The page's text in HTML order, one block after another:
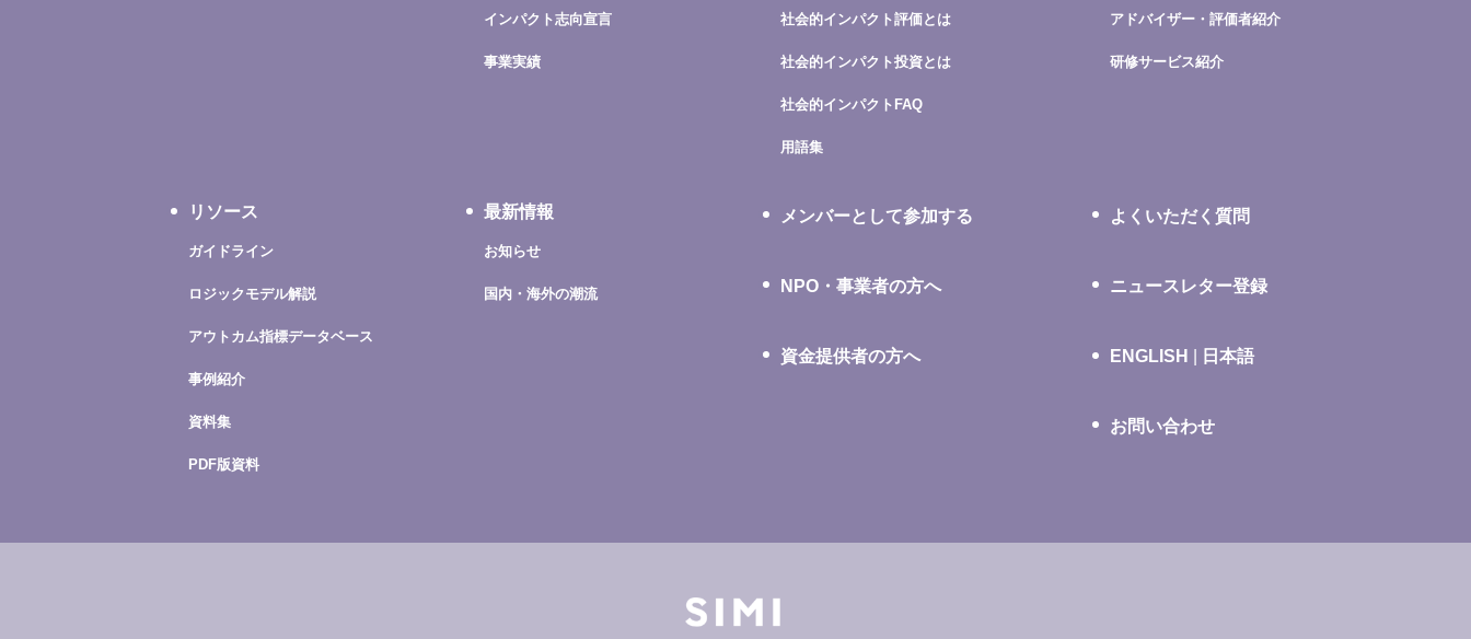
インパクト志向宣言
事業実績
社会的インパクト評価とは
社会的インパクト投資とは
社会的インパクトFAQ
用語集
アドバイザー・評価者紹介
研修サービス紹介
リソース
ガイドライン
ロジックモデル解説
アウトカム指標データベース
事例紹介
資料集
PDF版資料
最新情報
お知らせ
国内・海外の潮流
メンバーとして参加する
NPO・事業者の方へ
資金提供者の方へ
よくいただく質問
ニュースレター登録
ENGLISH 日本語
お問い合わせ